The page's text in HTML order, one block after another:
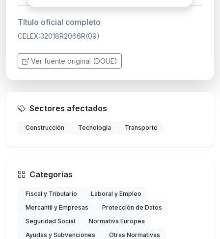
Título oficial completo
CELEX:32018R2066R(09)
Ver fuente original (DOUE)
Sectores afectados
Construcción Tecnología Transporte
Categorías
Fiscal y Tributario
Laboral y Empleo
Mercantil y Empresas
Protección de Datos
Seguridad Social
Normativa Europea
Ayudas y Subvenciones
Otras Normativas